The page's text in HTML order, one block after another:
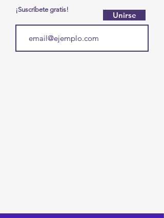
¡Suscríbete gratis!
Unirse